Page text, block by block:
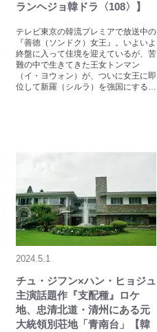
ランヘジョ韓ドラ〈108〉】
テレビ東京の韓流プレミアで放送中の
『善徳（ソンドク）女王』。いよいよ
終盤に入って佳境を迎えているが、苦
難の中で生きてきた王女トンマン
（イ・ヨウォン）が、ついに女王に即
位して新羅（シルラ）を強国にする…
2024.5.1
チュ・ジフン×ハン・ヒョジュ
主演話題作『支配種』ロケ
地、忠清北道・清州にある元
大統領別荘地「青南台」【韓